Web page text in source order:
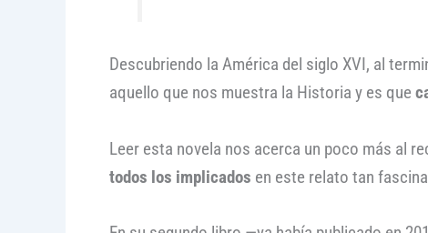
Descubriendo la América del siglo XVI, al
aquello que nos muestra la Historia y es que
Leer esta novela nos acerca un poco más al
todos los implicados en este relato tan